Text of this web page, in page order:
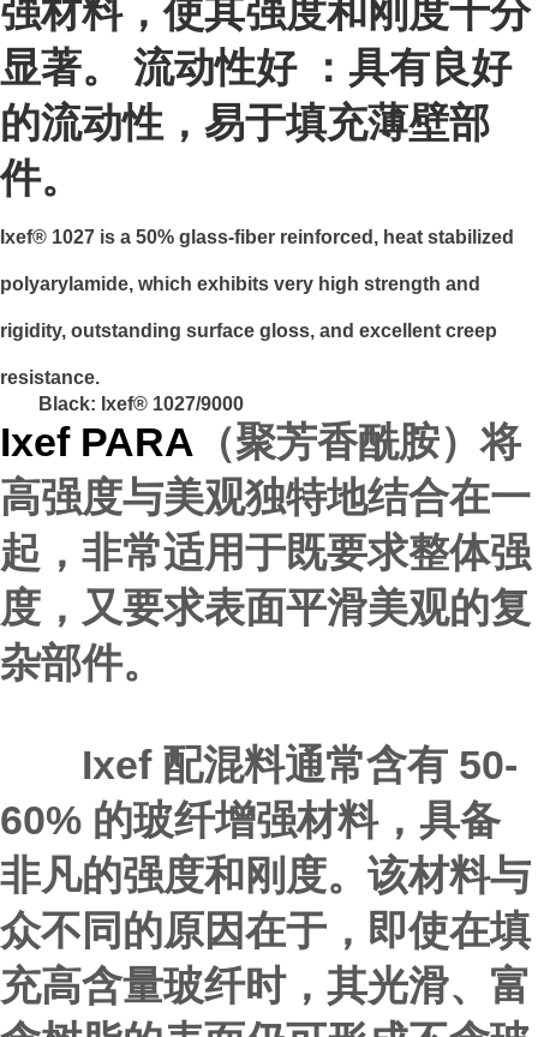
强材料，使其强度和刚度十分
显著。 流动性好 ：具有良好
的流动性，易于填充薄壁部
件。
Ixef® 1027 is a 50% glass-fiber reinforced, heat stabilized
polyarylamide, which exhibits very high strength and
rigidity, outstanding surface gloss, and excellent creep
resistance.
Black: Ixef® 1027/9000
Ixef PARA （聚芳香酰胺）将
高强度与美观独特地结合在一
起，非常适用于既要求整体强
度，又要求表面平滑美观的复
杂部件。
Ixef 配混料通常含有 50-
60% 的玻纤增强材料，具备
非凡的强度和刚度。该材料与
众不同的原因在于，即使在填
充高含量玻纤时，其光滑、富